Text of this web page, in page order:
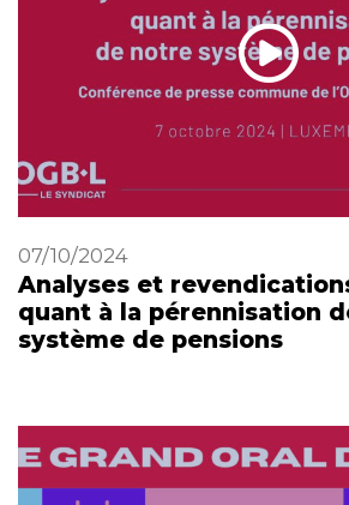
07/10/2024
Analyses et
quant à la pérennisation
système de pensions